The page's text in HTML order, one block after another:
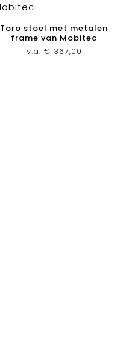
Toro stoel met metalen
frame van Mobitec
v.a. € 367,00